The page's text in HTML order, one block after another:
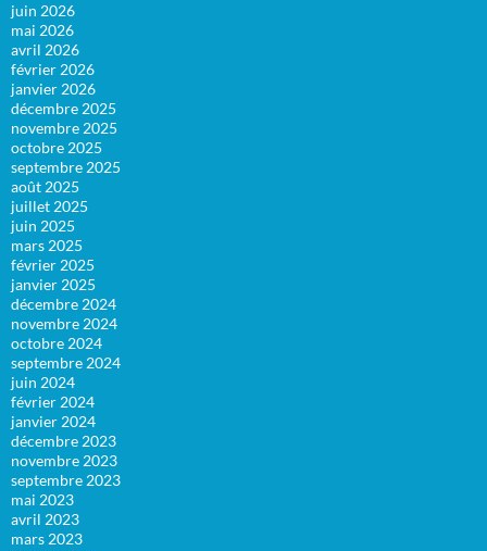
juin 2026
mai 2026
avril 2026
février 2026
janvier 2026
décembre 2025
novembre 2025
octobre 2025
septembre 2025
août 2025
juillet 2025
juin 2025
mars 2025
février 2025
janvier 2025
décembre 2024
novembre 2024
octobre 2024
septembre 2024
juin 2024
février 2024
janvier 2024
décembre 2023
novembre 2023
septembre 2023
mai 2023
avril 2023
mars 2023